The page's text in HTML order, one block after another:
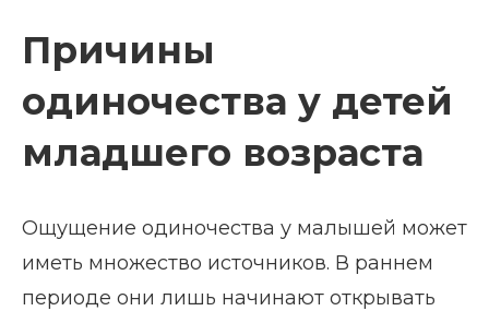
Причины
одиночества у детей
младшего возраста
Ощущение одиночества у малышей может
иметь множество источников. В раннем
периоде они лишь начинают открывать